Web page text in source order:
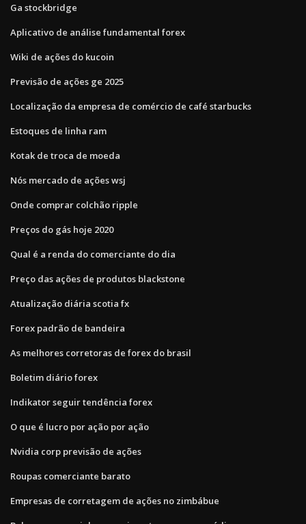
Ga stockbridge
Aplicativo de análise fundamental forex
Wiki de ações do kucoin
Previsão de ações ge 2025
Localização da empresa de comércio de café starbucks
Estoques de linha ram
Kotak de troca de moeda
Nós mercado de ações wsj
Onde comprar colchão ripple
Preços do gás hoje 2020
Qual é a renda do comerciante do dia
Preço das ações de produtos blackstone
Atualização diária scotia fx
Forex padrão de bandeira
As melhores corretoras de forex do brasil
Boletim diário forex
Indikator seguir tendência forex
O que é lucro por ação por ação
Nvidia corp previsão de ações
Roupas comerciante barato
Empresas de corretagem de ações no zimbábue